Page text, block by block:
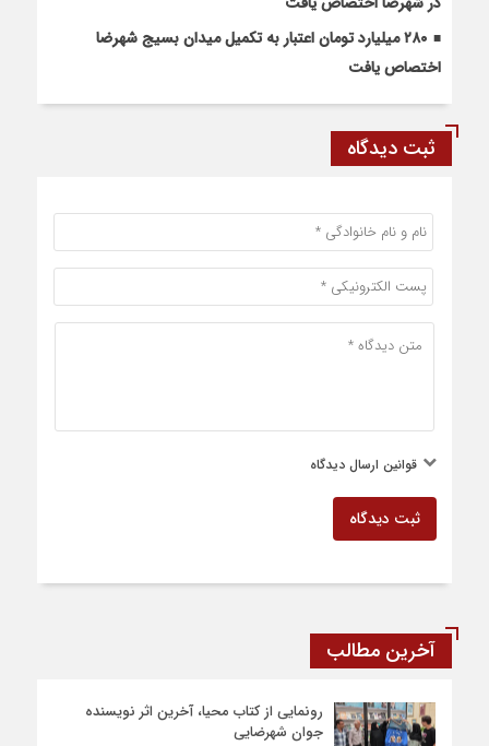
۲۸۰ میلیارد تومان اعتبار به تکمیل میدان بسیج شهرضا
اختصاص یافت
ثبت دیدگاه
قوانین ارسال دیدگاه
ثبت دیدگاه
آخرین مطالب
رونمایی از کتاب محیا، آخرین اثر نویسنده
جوان شهرضایی